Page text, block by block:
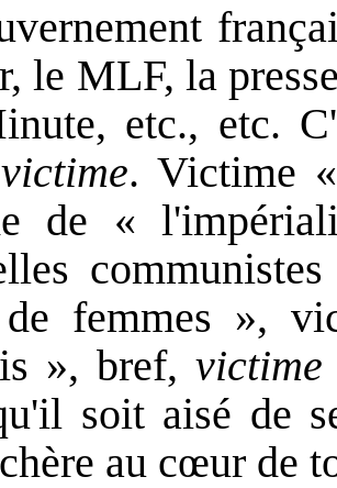
le MLF, la
etc., etc.
victime. Victime
de «
femmes »,
», bref, victime
soit aisé de
au cœur de